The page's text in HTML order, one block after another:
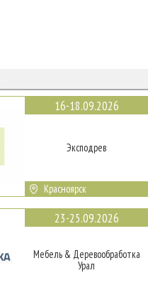
16-18.09.2026
Эксподрев
Красноярск
23-25.09.2026
Мебель & Деревообработка
Урал